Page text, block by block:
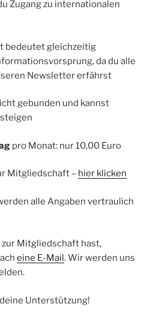
Zugang zu internationalen
bedeutet gleichzeitig
da du alle
Newsletter erfährst
gebunden und kannst
pro Monat: nur 10,00 Euro
Mitgliedschaft – hier klicken
alle Angaben vertraulich
zur Mitgliedschaft hast,
eine E-Mail. Wir werden uns
Unterstützung!